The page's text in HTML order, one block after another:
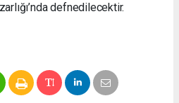
defnedilecektir.